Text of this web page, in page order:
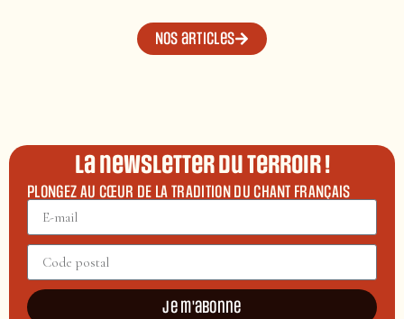
Nos articles
La newsletter du terroir !
PLONGEZ AU CŒUR DE LA TRADITION DU CHANT FRANÇAIS
Je m'abonne